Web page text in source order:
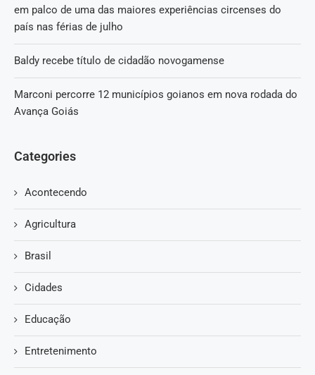
em palco de uma das maiores experiências circenses do
país nas férias de julho
Baldy recebe título de cidadão novogamense
Marconi percorre 12 municípios goianos em nova rodada do
Avança Goiás
Categories
Acontecendo
Agricultura
Brasil
Cidades
Educação
Entretenimento